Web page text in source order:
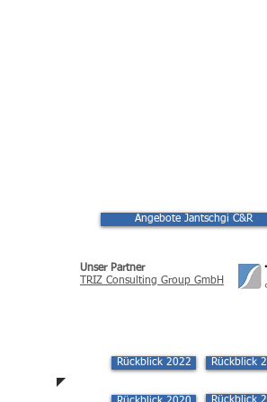
Angebote Jantschgi C&R
Unser Partner
TRIZ Consulting Group GmbH
Rückblick 2022 Rückblick